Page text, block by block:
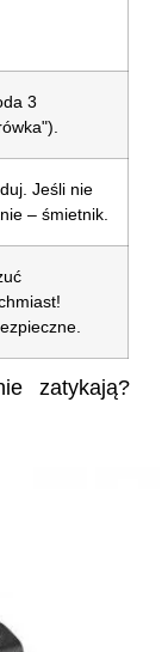
3
Jeśli nie
– śmietnik.
zatykają?